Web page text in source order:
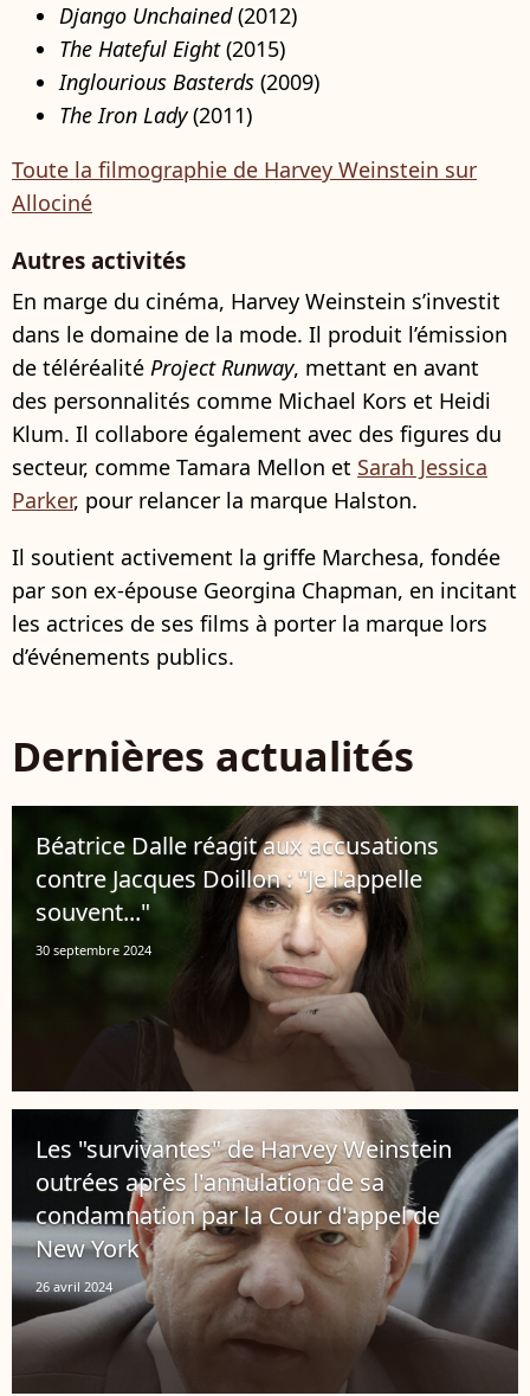
Django Unchained(2012)
The Hateful Eight(2015)
Inglourious Basterds (2009)
The Iron Lady(2011)
Toute la filmographie de Harvey Weinstein sur
Allociné
Autres activités
En marge du cinéma, Harvey Weinstein s’investit
dans le domaine de la mode. Il produit l’émission
de téléréalité Project Runway, mettant en avant
des personnalités comme Michael Kors et Heidi
Klum. Il collabore également avec des figures du
secteur, comme Tamara Mellon et Sarah Jessica
Parker, pour relancer la marque Halston.
Il soutient activement la griffe Marchesa, fondée
par son ex-épouse Georgina Chapman, en incitant
les actrices de ses films à porter la marque lors
d’événements publics.
Dernières actualités
Béatrice Dalle réagit aux accusations
contre Jacques Doillon : "Je l'appelle
souvent..."
30 septembre 2024
Les "survivantes" de Harvey Weinstein
outrées après l'annulation de sa
condamnation par la Cour d'appel de
New York
26 avril 2024